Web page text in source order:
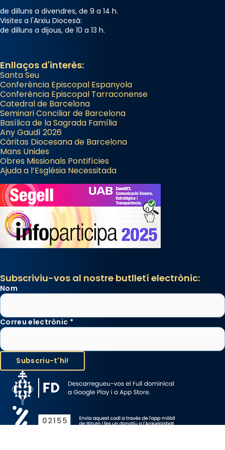
de dilluns a divendres, de 9 a 14 h.
Visites a l'Arxiu Diocesà:
de dilluns a dijous, de 10 a 13 h.
Enllaços d'interès:
Santa Seu
Conferència Episcopal Espanyola
Conferència Episcopal Tarraconense
Catedral de Barcelona
Seminari Conciliar de Barcelona
Basílica de la Sagrada Família
Any Gaudí 2026
Càritas Diocesana de Barcelona
Mans Unides
Obres Missionals Pontifícies
Ajuda a l’Església Necessitada
Subscriviu-vos al nostre butlletí electrònic:
Nom
Correu electrònic *